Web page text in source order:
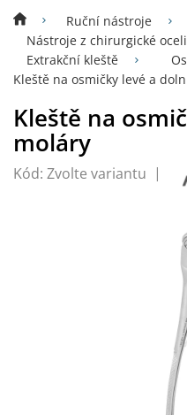
Ruční nástroje
Nástroje z chirurgické
Extrakční kleště
Kleště na osmičky levé a
Kleště na
moláry
Kód: Zvolte variantu